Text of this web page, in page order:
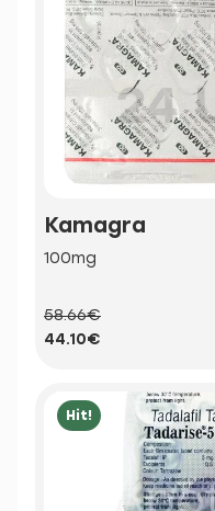
Kamagra
100mg
58.66€
44.10€
Hit!